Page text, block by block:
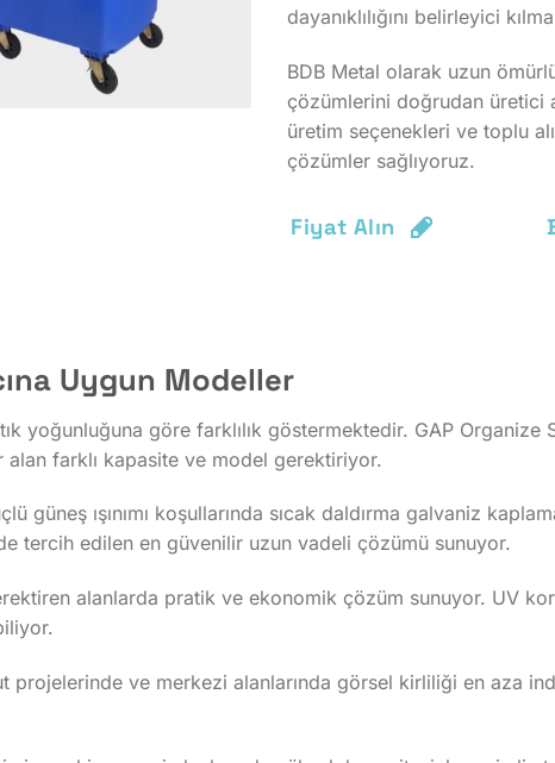
dayanıklılığını belirleyici
BDB Metal olarak uzun
çözümlerini doğrudan üretici
üretim seçenekleri ve toplu
çözümler sağlıyoruz.
Fiyat Alın
Uygun Modeller
yoğunluğuna göre farklılık göstermektedir. GAP
farklı kapasite ve model gerektiriyor.
güneş ışınımı koşullarında sıcak daldırma galvaniz
tercih edilen en güvenilir uzun vadeli çözümü sunuyor.
alanlarda pratik ve ekonomik çözüm sunuyor. UV
projelerinde ve merkezi alanlarında görsel kirliliği en aza